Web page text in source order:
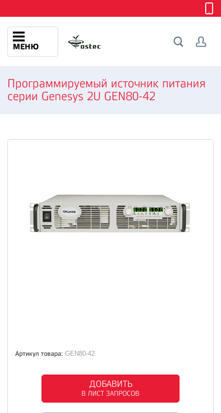
МЕНЮ
Программируемый источник питания
серии Genesys 2U GEN80-42
Артикул товара: GEN80-42
ДОБАВИТЬ
В ЛИСТ ЗАПРОСОВ